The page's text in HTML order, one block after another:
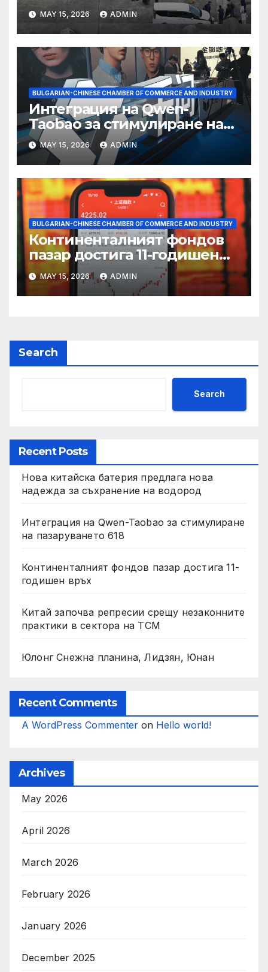
съхранение на водород
MAY 15, 2026 ADMIN
BULGARIAN-CHINESE CHAMBER OF COMMERCE AND INDUSTRY
Интеграция на Qwen-
Taobao за стимулиране на
пазаруването 618
MAY 15, 2026 ADMIN
BULGARIAN-CHINESE CHAMBER OF COMMERCE AND INDUSTRY
Континенталният фондов
пазар достига 11-годишен
връх
MAY 15, 2026 ADMIN
Search
Search
Recent Posts
Нова китайска батерия предлага нова
надежда за съхранение на водород
Интеграция на Qwen-Taobao за стимулиране
на пазаруването 618
Континенталният фондов пазар достига 11-
годишен връх
Китай започва репресии срещу незаконните
практики в сектора на TCM
Юлонг Снежна планина, Лидзян, Юнан
Recent Comments
A WordPress Commenter on Hello world!
Archives
May 2026
April 2026
March 2026
February 2026
January 2026
December 2025